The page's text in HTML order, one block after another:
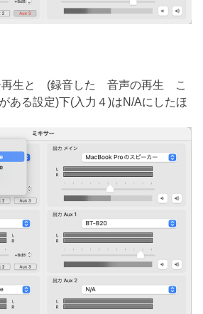
再生と (録音した 音声の再生 こ
ある設定)下(入力４)はN/Aにしたほ